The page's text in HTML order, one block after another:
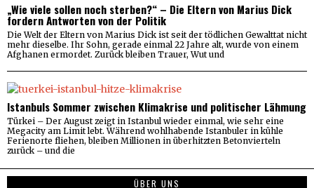
„Wie viele sollen noch sterben?“ – Die Eltern von Marius Dick
fordern Antworten von der Politik
Die Welt der Eltern von Marius Dick ist seit der tödlichen Gewalttat nicht
mehr dieselbe. Ihr Sohn, gerade einmal 22 Jahre alt, wurde von einem
Afghanen ermordet. Zurück bleiben Trauer, Wut und
Istanbuls Sommer zwischen Klimakrise und politischer Lähmung
Türkei – Der August zeigt in Istanbul wieder einmal, wie sehr eine
Megacity am Limit lebt. Während wohlhabende Istanbuler in kühle
Ferienorte fliehen, bleiben Millionen in überhitzten Betonvierteln
zurück – und die
ÜBER UNS